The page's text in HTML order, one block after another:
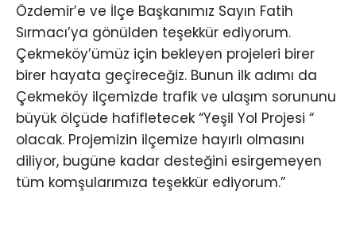
Özdemir’e ve İlçe Başkanımız Sayın Fatih
Sırmacı’ya gönülden teşekkür ediyorum.
Çekmeköy’ümüz için bekleyen projeleri birer
birer hayata geçireceğiz. Bunun ilk adımı da
Çekmeköy ilçemizde trafik ve ulaşım sorununu
büyük ölçüde hafifletecek “Yeşil Yol Projesi “
olacak. Projemizin ilçemize hayırlı olmasını
diliyor, bugüne kadar desteğini esirgemeyen
tüm komşularımıza teşekkür ediyorum.”